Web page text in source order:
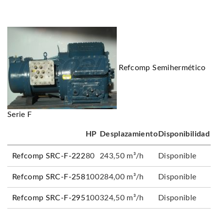
Refcomp Semihermético
Serie F
HP Desplazamiento Disponibilidad
Refcomp SRC-F-22280 243,50 m³/h Disponible
Refcomp SRC-F-258100284,00 m³/h Disponible
Refcomp SRC-F-295100324,50 m³/h Disponible